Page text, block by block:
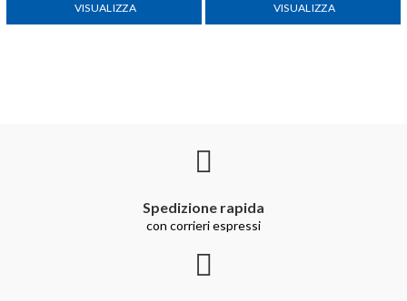
VISUALIZZA VISUALIZZA
Spedizione rapida
con corrieri espressi